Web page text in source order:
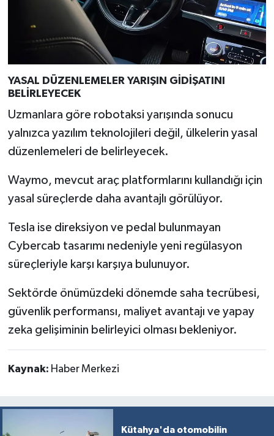
YASAL DÜZENLEMELER YARIŞIN GİDİŞATINI
BELİRLEYECEK
Uzmanlara göre robotaksi yarışında sonucu
yalnızca yazılım teknolojileri değil, ülkelerin yasal
düzenlemeleri de belirleyecek.
Waymo, mevcut araç platformlarını kullandığı için
yasal süreçlerde daha avantajlı görülüyor.
Tesla ise direksiyon ve pedal bulunmayan
Cybercab tasarımı nedeniyle yeni regülasyon
süreçleriyle karşı karşıya bulunuyor.
Sektörde önümüzdeki dönemde saha tecrübesi,
güvenlik performansı, maliyet avantajı ve yapay
zeka gelişiminin belirleyici olması bekleniyor.
Kaynak: Haber Merkezi
Kütahya'da otomobilin